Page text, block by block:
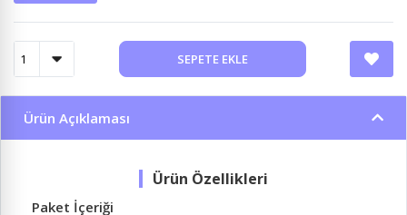
SEPETE EKLE
Ürün Açıklaması
Paket İçeriği